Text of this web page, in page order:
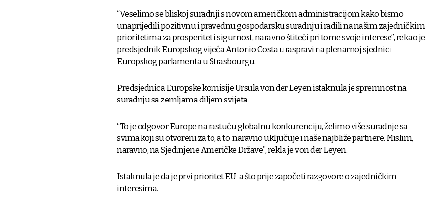
“Veselimo se bliskoj suradnji s novom američkom administracijom kako bismo
unaprijedili pozitivnu i pravednu gospodarsku suradnju i radili na našim zajedničkim
prioritetima za prosperitet i sigurnost, naravno štiteći pri tome svoje interese”, rekao je
predsjednik Europskog vijeća Antonio Costa u raspravi na plenarnoj sjednici
Europskog parlamenta u Strasbourgu.
Predsjednica Europske komisije Ursula von der Leyen istaknula je spremnost na
suradnju sa zemljama diljem svijeta.
“To je odgovor Europe na rastuću globalnu konkurenciju, želimo više suradnje sa
svima koji su otvoreni za to, a to naravno uključuje i naše najbliže partnere. Mislim,
naravno, na Sjedinjene Američke Države”, rekla je von der Leyen.
Istaknula je da je prvi prioritet EU-a što prije započeti razgovore o zajedničkim
interesima.